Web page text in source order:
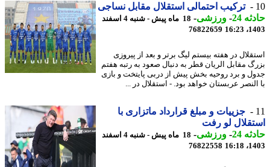
ترکیب احتمالی استقلال مقابل نساجی
24
-ورزشی-
18 ماه پیش - شنبه 4 اسفند
76822659
در هفته بیستم لیگ برتر و بعد از پیروزی
مقابل الریان قطر به دنبال صعود به رتبه هفتم
و برد روحیه بخش پیش از دربی پایتخت و بازی
عربستان خواهد بود. - استقلال در ...
جزییات و مبلغ قرارداد ماتزاری با
لو رفت
24
-ورزشی-
18 ماه پیش - شنبه 4 اسفند
76822558